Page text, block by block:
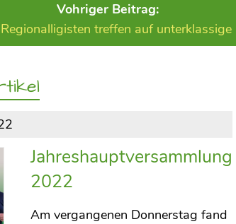
Vohriger Beitrag:
treffen auf unterklassige
Jahreshauptversammlung
2022
Am vergangenen Donnerstag fand